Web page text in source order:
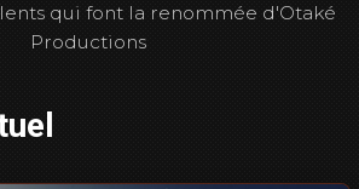
qui font la renommée d'Otaké
Productions